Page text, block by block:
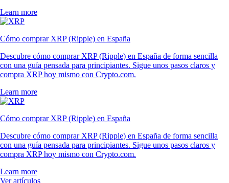
Learn more
Cómo comprar XRP (Ripple) en España
Descubre cómo comprar XRP (Ripple) en España de forma sencilla
con una guía pensada para principiantes. Sigue unos pasos claros y
compra XRP hoy mismo con Crypto.com.
Learn more
Cómo comprar XRP (Ripple) en España
Descubre cómo comprar XRP (Ripple) en España de forma sencilla
con una guía pensada para principiantes. Sigue unos pasos claros y
compra XRP hoy mismo con Crypto.com.
Learn more
Ver artículos